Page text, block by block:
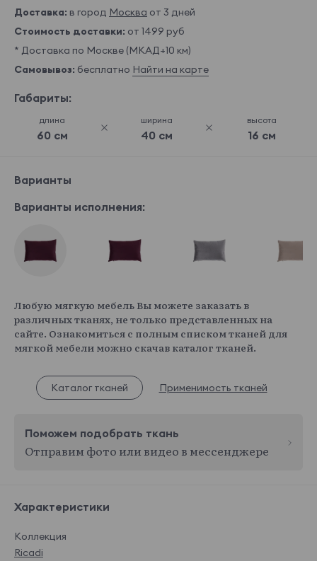
Доставка: в город Москва от 3 дней
Стоимость доставки: от 1499 руб
* Доставка по Москве (МКАД+10 км)
Самовывоз: бесплатно Найти на карте
Габариты:
длина
60 см
ширина
40 см
высота
16 см
Варианты
Варианты исполнения:
Любую мягкую мебель Вы можете заказать в
различных тканях, не только представленных на
сайте. Ознакомиться с полным списком тканей для
мягкой мебели можно скачав каталог тканей.
Каталог тканей Применимость тканей
Поможем подобрать ткань
Отправим фото или видео в мессенджере
Характеристики
Коллекция
Ricadi